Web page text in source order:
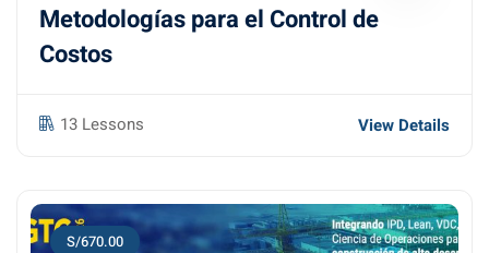
Metodologías para el Control de
Costos
13 Lessons View Details
S/670.00